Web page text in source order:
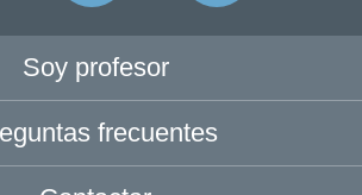
Soy profesor
frecuentes